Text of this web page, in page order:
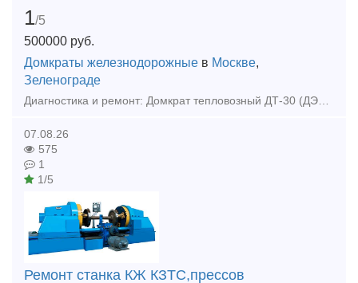
1/5
500000 руб.
Домкраты железнодорожные в Москве,
Зеленограде
Диагностика и ремонт: Домкрат тепловозный ДТ-30 (ДЭТ-30 или ТЭД-30).Домкрат тепловозный ДТ-40 (ДЭТ-40 или ТЭД-40).Домкрат вагонный К-12.08. Установки домкратные передвижные УДП-120, УДП-160, УДП-200
07.08.26
575
1
1/5
Ремонт станка КЖ КЗТС,прессов